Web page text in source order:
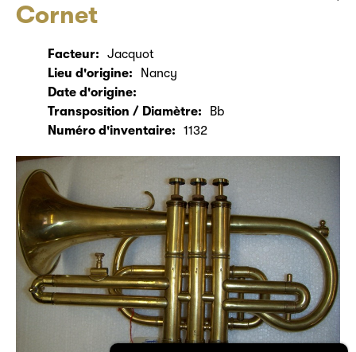
Cornet
Facteur:
Jacquot
Lieu d'origine:
Nancy
Date d'origine:
Transposition / Diamètre:
Bb
Numéro d'inventaire:
1132